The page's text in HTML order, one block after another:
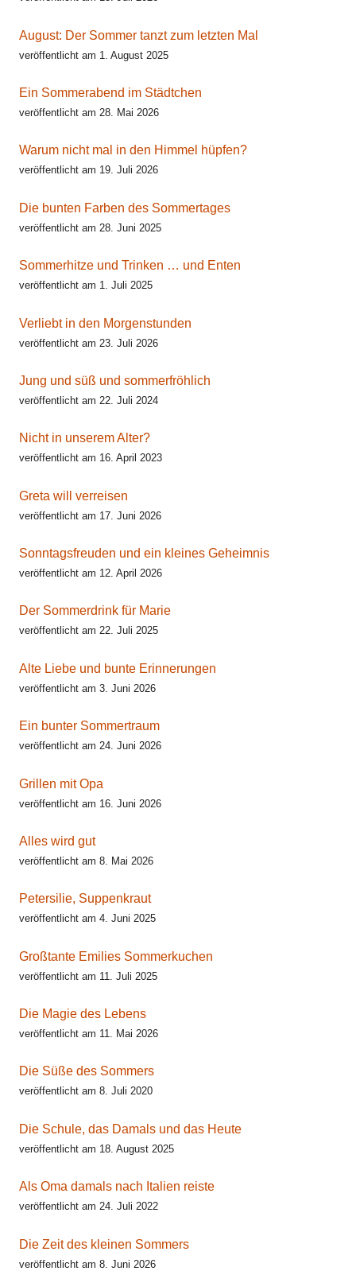
August: Der Sommer tanzt zum letzten Mal
veröffentlicht am 1. August 2025
Ein Sommerabend im Städtchen
veröffentlicht am 28. Mai 2026
Warum nicht mal in den Himmel hüpfen?
veröffentlicht am 19. Juli 2026
Die bunten Farben des Sommertages
veröffentlicht am 28. Juni 2025
Sommerhitze und Trinken … und Enten
veröffentlicht am 1. Juli 2025
Verliebt in den Morgenstunden
veröffentlicht am 23. Juli 2026
Jung und süß und sommerfröhlich
veröffentlicht am 22. Juli 2024
Nicht in unserem Alter?
veröffentlicht am 16. April 2023
Greta will verreisen
veröffentlicht am 17. Juni 2026
Sonntagsfreuden und ein kleines Geheimnis
veröffentlicht am 12. April 2026
Der Sommerdrink für Marie
veröffentlicht am 22. Juli 2025
Alte Liebe und bunte Erinnerungen
veröffentlicht am 3. Juni 2026
Ein bunter Sommertraum
veröffentlicht am 24. Juni 2026
Grillen mit Opa
veröffentlicht am 16. Juni 2026
Alles wird gut
veröffentlicht am 8. Mai 2026
Petersilie, Suppenkraut
veröffentlicht am 4. Juni 2025
Großtante Emilies Sommerkuchen
veröffentlicht am 11. Juli 2025
Die Magie des Lebens
veröffentlicht am 11. Mai 2026
Die Süße des Sommers
veröffentlicht am 8. Juli 2020
Die Schule, das Damals und das Heute
veröffentlicht am 18. August 2025
Als Oma damals nach Italien reiste
veröffentlicht am 24. Juli 2022
Die Zeit des kleinen Sommers
veröffentlicht am 8. Juni 2026